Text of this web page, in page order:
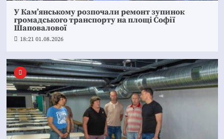
У Кам’янському розпочали ремонт зупинок
громадського транспорту на площі Софії
Шаповалової
18:21 01.08.2026